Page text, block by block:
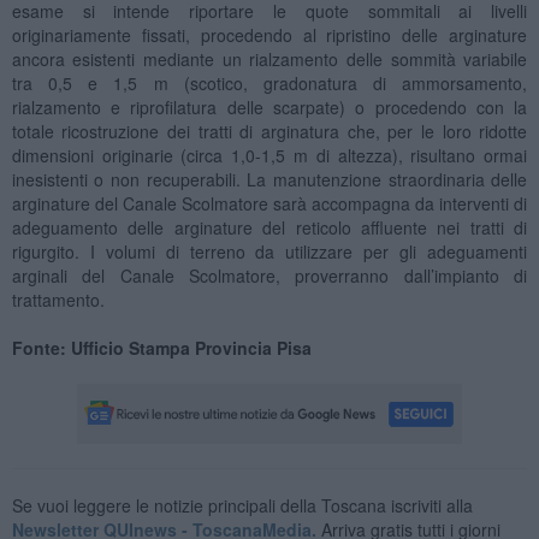
esame si intende riportare le quote sommitali ai livelli
originariamente fissati, procedendo al ripristino delle arginature
ancora esistenti mediante un rialzamento delle sommità variabile
tra 0,5 e 1,5 m (scotico, gradonatura di ammorsamento,
rialzamento e riprofilatura delle scarpate) o procedendo con la
totale ricostruzione dei tratti di arginatura che, per le loro ridotte
dimensioni originarie (circa 1,0-1,5 m di altezza), risultano ormai
inesistenti o non recuperabili. La manutenzione straordinaria delle
arginature del Canale Scolmatore sarà accompagna da interventi di
adeguamento delle arginature del reticolo affluente nei tratti di
rigurgito. I volumi di terreno da utilizzare per gli adeguamenti
arginali del Canale Scolmatore, proverranno dall’impianto di
trattamento.
Fonte: Ufficio Stampa Provincia Pisa
Se vuoi leggere le notizie principali della Toscana iscriviti alla
Newsletter QUInews - ToscanaMedia. Arriva gratis tutti i giorni